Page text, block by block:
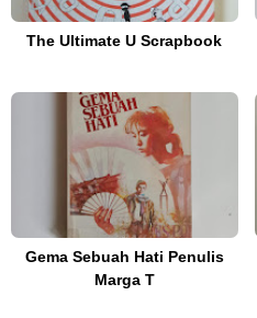
The Ultimate U Scrapbook
Gema Sebuah Hati Penulis
Marga T